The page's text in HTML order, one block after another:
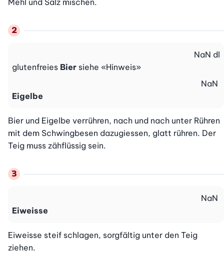
Mehl und Salz mischen.
glutenfreies Bier siehe «Hinweis»
NaN dl
Eigelbe
NaN
Bier und Eigelbe verrühren, nach und nach unter Rühren
mit dem Schwingbesen dazugiessen, glatt rühren. Der
Teig muss zähflüssig sein.
Eiweisse
NaN
Eiweisse steif schlagen, sorgfältig unter den Teig
ziehen.